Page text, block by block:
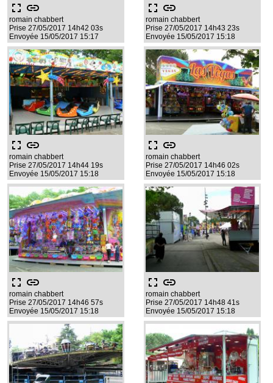
fullscreen link
romain chabbert
Prise 27/05/2017 14h42 03s
Envoyée 15/05/2017 15:17
fullscreen link
romain chabbert
Prise 27/05/2017 14h43 23s
Envoyée 15/05/2017 15:18
fullscreen link
romain chabbert
Prise 27/05/2017 14h44 19s
Envoyée 15/05/2017 15:18
fullscreen link
romain chabbert
Prise 27/05/2017 14h46 02s
Envoyée 15/05/2017 15:18
fullscreen link
romain chabbert
Prise 27/05/2017 14h46 57s
Envoyée 15/05/2017 15:18
fullscreen link
romain chabbert
Prise 27/05/2017 14h48 41s
Envoyée 15/05/2017 15:18